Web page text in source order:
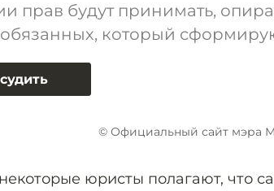
прав будут принимать,
который
© Официальный сайт мэра
юристы полагают, что